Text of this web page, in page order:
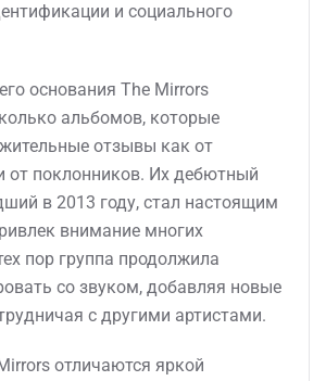
и социального
основания The Mirrors
альбомов, которые
отзывы как от
от поклонников. Их дебютный
в 2013 году, стал настоящим
внимание многих
пор группа продолжила
со звуком, добавляя новые
с другими артистами.
отличаются яркой